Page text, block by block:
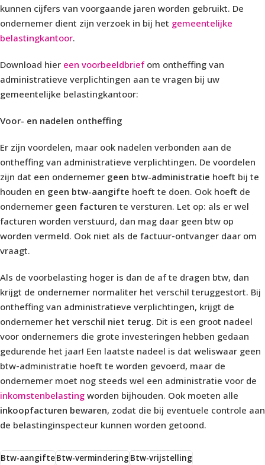
kunnen cijfers van voorgaande jaren worden gebruikt. De
ondernemer dient zijn verzoek in bij het gemeentelijke
belastingkantoor.
Download hier een voorbeeldbriefom ontheffing van
administratieve verplichtingen aan te vragen bij uw
gemeentelijke belastingkantoor:
Voor- en nadelen ontheffing
Er zijn voordelen, maar ook nadelen verbonden aan de
ontheffing van administratieve verplichtingen. De voordelen
zijn dat een ondernemer geen btw-administratie hoeft bij te
houden en geen btw-aangifte hoeft te doen. Ook hoeft de
ondernemer geen facturen te versturen. Let op: als er wel
facturen worden verstuurd, dan mag daar geen btw op
worden vermeld. Ook niet als de factuur-ontvanger daar om
vraagt.
Als de voorbelasting hoger is dan de af te dragen btw, dan
krijgt de ondernemer normaliter het verschil teruggestort. Bij
ontheffing van administratieve verplichtingen, krijgt de
ondernemer het verschil niet terug. Dit is een groot nadeel
voor ondernemers die grote investeringen hebben gedaan
gedurende het jaar! Een laatste nadeel is dat weliswaar geen
btw-administratie hoeft te worden gevoerd, maar de
ondernemer moet nog steeds wel een administratie voor de
inkomstenbelasting worden bijhouden. Ook moeten alle
inkoopfacturen bewaren, zodat die bij eventuele controle aan
de belastinginspecteur kunnen worden getoond.
Btw-aangifteBtw-verminderingBtw-vrijstelling